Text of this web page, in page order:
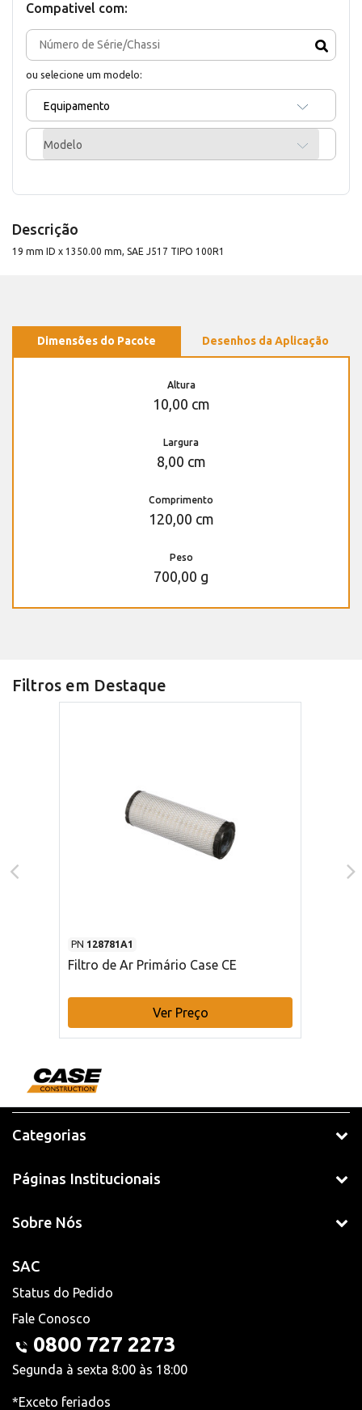
Compativel com:
ou selecione um modelo:
Equipamento
Modelo
Descrição
19 mm ID x 1350.00 mm, SAE J517 TIPO 100R1
Dimensões do Pacote Desenhos da Aplicação
Altura
10,00 cm
Largura
8,00 cm
Comprimento
120,00 cm
Peso
700,00 g
Filtros em Destaque
PN 128781A1
Filtro de Ar Primário Case CE
Ver Preço
Categorias
Páginas Institucionais
Sobre Nós
SAC
Status do Pedido
Fale Conosco
0800 727 2273
Segunda à sexta 8:00 às 18:00
*Exceto feriados